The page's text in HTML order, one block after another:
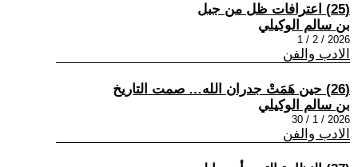
(25) اعترافات ظل من جبل
بن سالم الوكيلي
2026 / 2 / 1
الادب والفن
(26) حين هَمَتْ جدران الله… صمت التاريخ
بن سالم الوكيلي
2026 / 1 / 30
الادب والفن